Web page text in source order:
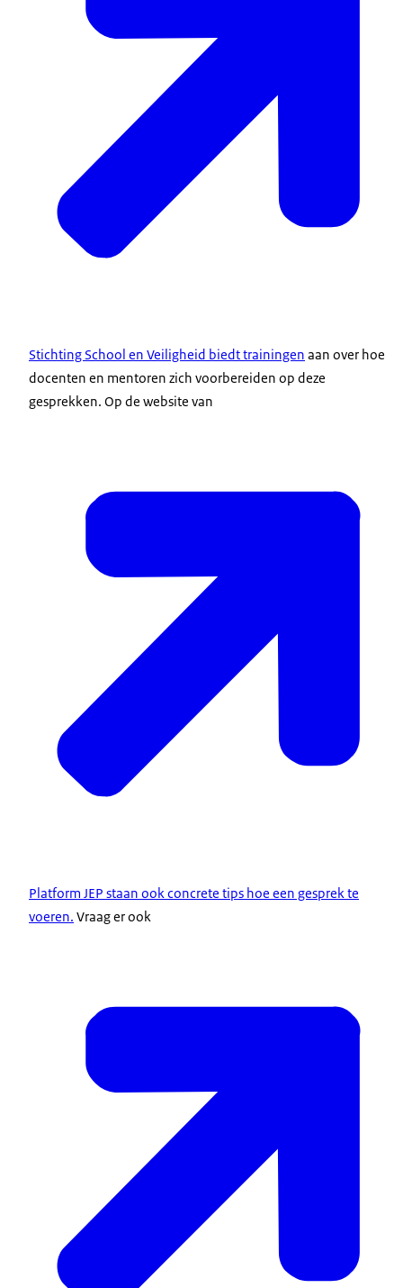
Stichting School en Veiligheid biedt trainingen aan over hoe
docenten en mentoren zich voorbereiden op deze
gesprekken. Op de website van
Platform JEP staan ook concrete tips hoe een gesprek te
voeren. Vraag er ook